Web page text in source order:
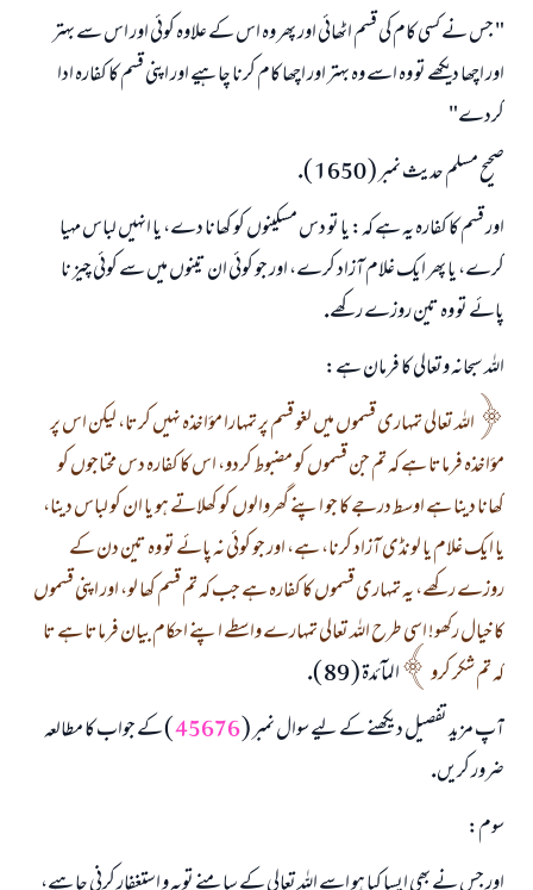
" جس نے كسى كام كى قسم اٹھائى اور پھر وہ اس كے علاوہ كوئى اور اس سے بہتر
اور اچھا ديكھے تو وہ اسے وہ بہتر اور اچھا كام كرنا چاہيے اور اپنى قسم كا كفارہ ادا
كردے"
صحيح مسلم حديث نمبر ( 1650 ).
اور قسم كا كفارہ يہ ہے كہ: يا تو دس مسكينوں كو كھانا دے، يا انہيں لباس مہيا
كرے، يا پھر ايك غلام آزاد كرے، اور جو كوئى ان تينوں ميں سے كوئى چيز نا
پائے تو وہ تين روزے ركھے.
اللہ سبحانہ وتعالى كا فرمان ہے:
اللہ تعالى تمہارى قسموں ميں لغو قسم پر تمہارا مؤاخذہ نہيں كرتا، ليكن اس پر
مؤاخذہ فرماتا ہے كہ تم جن قسموں كو مضبوط كردو، اس كا كفارہ دس محتاجوں كو
كھانا دينا ہے اوسط درجے كا جو اپنے گھروالوں كو كھلاتے ہو يا ان كو لباس دينا،
يا ايك غلام يا لونڈى آزاد كرنا، ہے، اور جو كوئى نہ پائے تو وہ تين دن كے
روزے ركھے، يہ تمہارى قسموں كا كفارہ ہے جب كہ تم قسم كھا لو، اور اپنى قسموں
كا خيال ركھو! اسى طرح اللہ تعالى تمہارے واسطے اپنے احكام بيان فرماتا ہے تا
كہ تم شكر كرو
المآئدۃ ( 89 ).
آپ مزيد تفصيل ديكھنے كے ليے سوال نمبر (45676) كے جواب كا مطالعہ
ضرور كريں.
سوم:
جواب نمبر 110845 نے نکاح ٹوٹنے سے بچایا۔
امت مسلمہ کے واسطے جوابات پیش کرنے کے لیے ہماری مدد کریں
(مسلم : 1893)